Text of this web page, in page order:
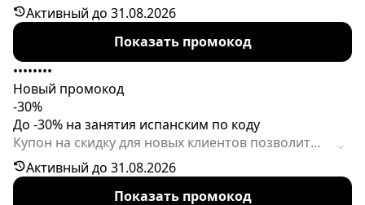
уровней подготовки и помогают развивать
разговорные навыки, изучать грамматику,
расширять словарный запас и лучше понимать
современную культуру Кореи. Акция действует
только для новых пользователей.
Активный до 31.08.2026
Показать промокод
••••••••
Новый промокод
-30%
До -30% на занятия испанским по коду
Купон на скидку для новых клиентов позволит
вам без ущерба для бюджета прокачать
разговорную речь и уверенно чувствовать себя
в путешествиях и общении с носителями
Активный до 31.08.2026
Показать промокод